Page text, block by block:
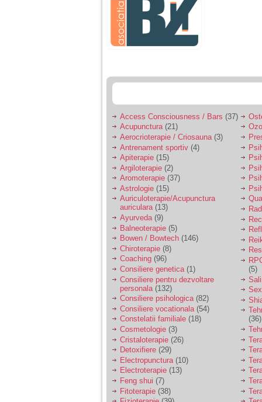
o palma sau pedepse.
De 4 ani am o relatie
serioasa cu un barbat
sa se manifeste o
Ma aflu aici pentru ca
vreau sa stiu daca am
nevoie de un psiholog
sau psihiatru.
Sunt casatorita, am
31 de ani si un copil in
varsta de 2 ani care
mi-e lumina ochilor.
De ceva timp simt ca
mi s-a adunat
oboseala, o oboseala
cronica de care nu pot
scapa si simt ca din
cauza ei nu pot
controla nervii si
cateodata are copilul
de suferit.
Am o bariera peste
care nu pot trece:
prietena mea a ramas
insarcinata cu o fata.
Am fost de comun
acord sa facem un
copil, cu gandul ca e
baiat.
Access Consciousness / Bars (37)
Acupunctura(21)
Aerocrioterapie / Criosauna (3)
Antrenament sportiv (4)
Apiterapie (15)
Argiloterapie (2)
Aromoterapie (37)
Astrologie (15)
Auriculoterapie/Acupunctura
auriculara(13)
Ayurveda(9)
Balneoterapie (5)
Bowen / Bowtech (146)
Chiroterapie (8)
Coaching (96)
Consiliere genetica(1)
Consiliere pentru dezvoltare
personala (132)
Consiliere psihologica(82)
Consiliere vocationala (54)
Constelatii familiale (18)
Cosmetologie (3)
Cristaloterapie (26)
Detoxifiere (29)
Electropunctura (10)
Electroterapie (13)
Feng shui (7)
Fitoterapie (38)
(5)
(36)